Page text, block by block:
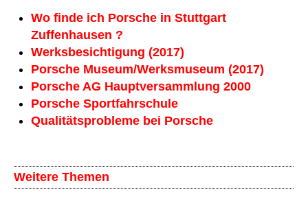
Wo finde ich Porsche in Stuttgart
Zuffenhausen ?
Werksbesichtigung (2017)
Porsche Museum/Werksmuseum (2017)
Porsche AG Hauptversammlung 2000
Porsche Sportfahrschule
Qualitätsprobleme bei Porsche
Weitere Themen